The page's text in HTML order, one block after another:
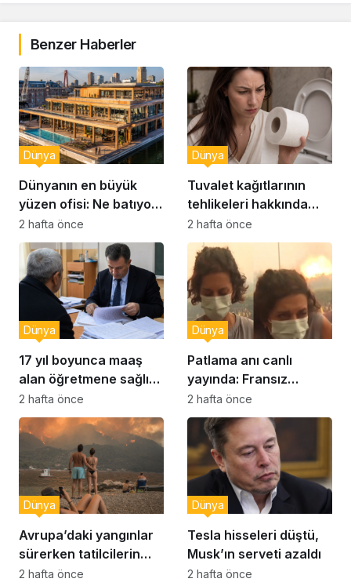
Benzer Haberler
Dünyanın en büyük
yüzen ofisi: Ne batıyor
ne yerinde kalıyor
Dünya
2 hafta önce
Tuvalet kağıtlarının
tehlikeleri hakkında
yeni uyarılar
Dünya
2 hafta önce
17 yıl boyunca maaş
alan öğretmene sağlık
raporu soruşturması
Dünya
2 hafta önce
Patlama anı canlı
yayında: Fransız
muhabir şaşkın
Dünya
2 hafta önce
Avrupa’daki yangınlar
sürerken tatilcilerin
kayıtsızlığı tepki yarattı
Dünya
2 hafta önce
Tesla hisseleri düştü,
Musk’ın serveti azaldı
Dünya
2 hafta önce